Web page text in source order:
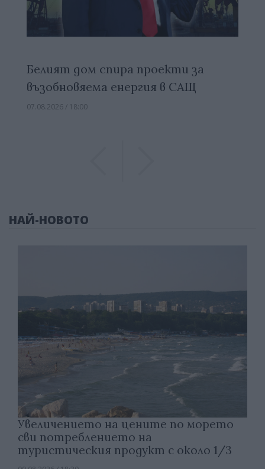
Белият дом спира проекти за
възобновяема енергия в САЩ
07.08.2026 / 18:00
НАЙ-НОВОТО
Увеличението на цените по морето
сви потреблението на
туристическия продукт с около 1/3